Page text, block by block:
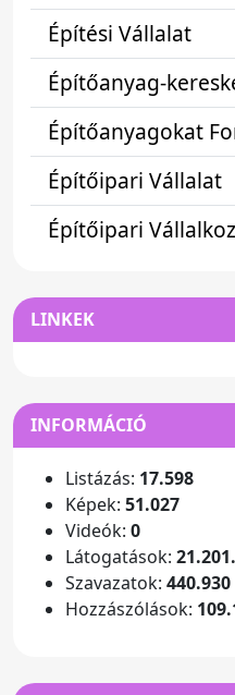
Építési Vállalat
Építőanyag-
Építőanyagokat
Építőipari Vállalat
Építőipari
LINKEK
INFORMÁCIÓ
Listázás: 17.598
Képek: 51.027
Videók: 0
Látogatások:
Szavazatok: 440.930
Hozzászólások: